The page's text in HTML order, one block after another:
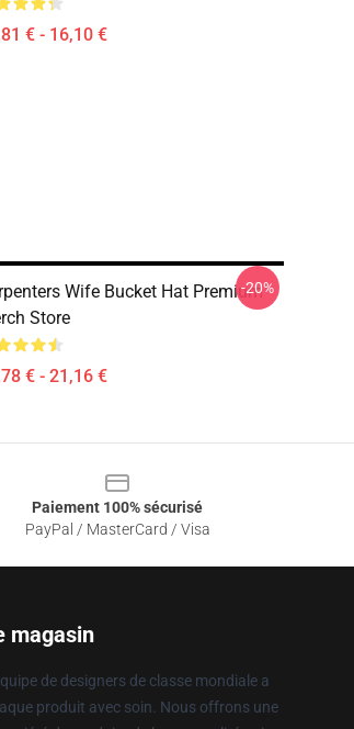
€ - 16,10 €
Wife Bucket Hat Premium
Store
€ - 21,16 €
-20%
Paiement 100% sécurisé
PayPal / MasterCard / Visa
magasin
de designers de classe mondiale a
produit avec soin. Nous offrons une